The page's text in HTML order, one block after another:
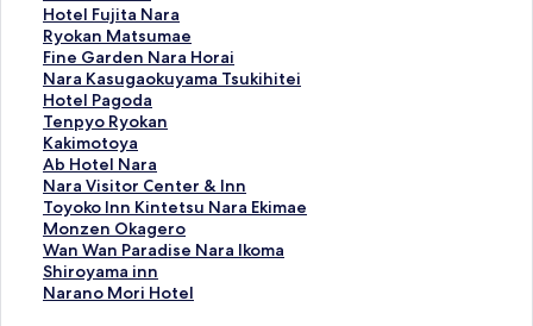
H
o
t
e
l
N
a
r
a
N
a
t
u
r
k
u
r
a
-
A
d
u
l
t
s
o
n
l
の
ペ
ー
ジ
を
開
く
リ
ン
ク
t
e
r
i
a
N
a
r
a
の
ペ
ー
ジ
を
k
u
n
e
の
ペ
ー
ジ
を
開
く
リ
ン
ク
i
k
k
o
N
a
r
a
の
ペ
ー
ジ
を
開
R
O
C
C
O
-
A
d
u
l
t
s
O
n
N
a
r
a
の
ペ
ー
ジ
を
開
く
リ
ン
ク
a
R
y
o
k
a
n
A
n
n
e
x
S
w
t
e
l
S
I
N
D
A
I
の
ペ
ー
ジ
を
o
v
o
t
e
l
N
a
r
a
の
ペ
ー
ジ
Hotel Fujita Nara
H
o
t
e
l
F
u
j
i
t
a
N
a
r
Ryokan Matsumae
R
y
o
k
a
n
M
a
t
s
u
m
a
Fine Garden Nara Horai
F
i
n
e
G
a
r
d
e
n
N
a
Nara Kasugaokuyama Tsukihitei
N
a
r
a
K
a
s
u
g
a
o
Hotel Pagoda
H
o
t
e
l
P
a
g
o
d
Tenpyo Ryokan
T
e
n
p
y
o
R
y
o
Kakimotoya
K
a
k
i
m
o
t
o
Ab Hotel Nara
A
b
H
o
t
e
l
Nara Visitor Center & Inn
N
a
r
a
V
i
Toyoko Inn Kintetsu Nara Ekimae
T
o
y
o
k
Monzen Okagero
M
o
n
z
Wan Wan Paradise Nara Ikoma
W
a
n
Shiroyama inn
S
h
Narano Mori Hotel
N